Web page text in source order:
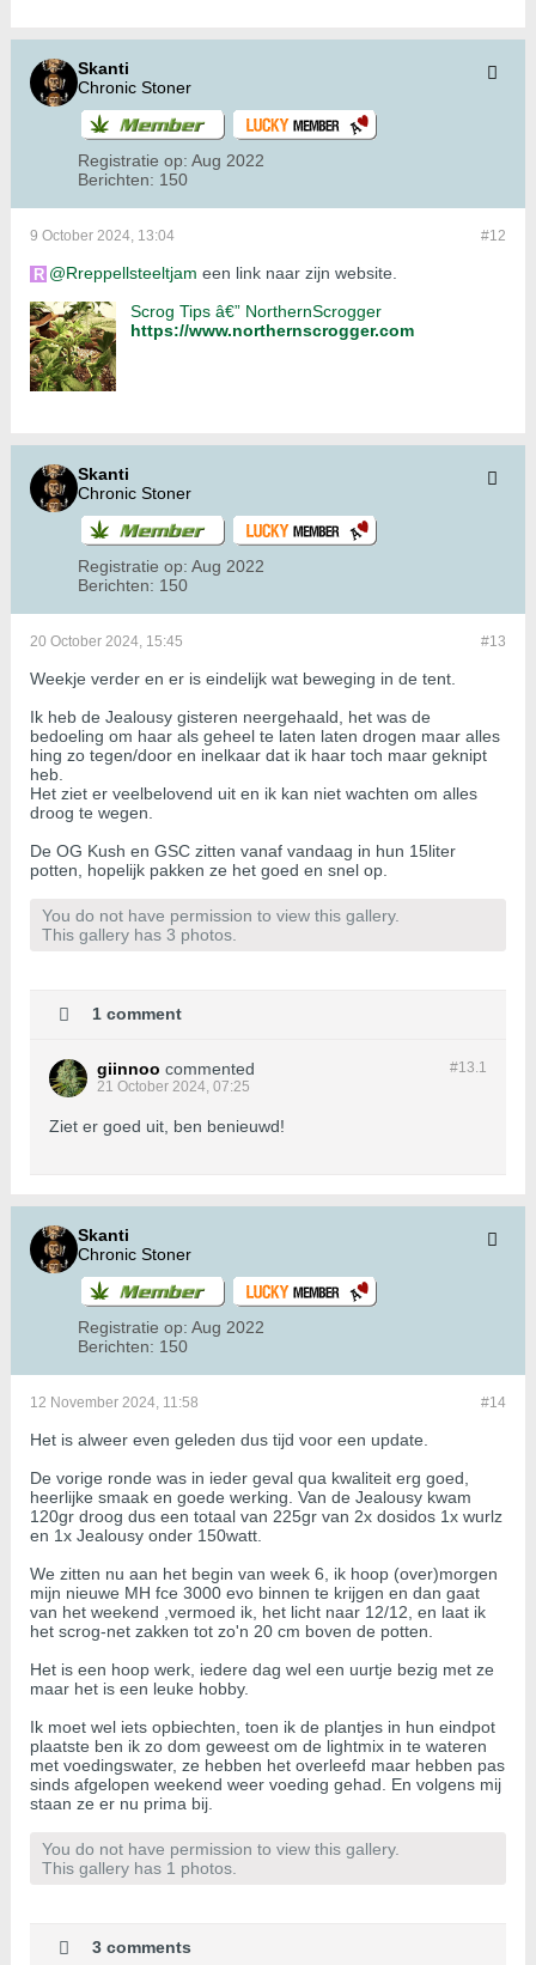
Skanti
Chronic Stoner
Registratie op: Aug 2022
Berichten: 150
#12
9 October 2024, 13:04
Rreppellsteeltjam een link naar zijn website.
Scrog Tips â€” NorthernScrogger
https://www.northernscrogger.com
Skanti
Chronic Stoner
Registratie op: Aug 2022
Berichten: 150
#13
20 October 2024, 15:45
Weekje verder en er is eindelijk wat beweging in de tent.
Ik heb de Jealousy gisteren neergehaald, het was de
bedoeling om haar als geheel te laten laten drogen maar alles
hing zo tegen/door en inelkaar dat ik haar toch maar geknipt
heb.
Het ziet er veelbelovend uit en ik kan niet wachten om alles
droog te wegen.
De OG Kush en GSC zitten vanaf vandaag in hun 15liter
potten, hopelijk pakken ze het goed en snel op.
You do not have permission to view this gallery.
This gallery has 3 photos.
1 comment
#13.1
giinnoo commented
21 October 2024, 07:25
Ziet er goed uit, ben benieuwd!
Skanti
Chronic Stoner
Registratie op: Aug 2022
Berichten: 150
#14
12 November 2024, 11:58
Het is alweer even geleden dus tijd voor een update.
De vorige ronde was in ieder geval qua kwaliteit erg goed,
heerlijke smaak en goede werking. Van de Jealousy kwam
120gr droog dus een totaal van 225gr van 2x dosidos 1x wurlz
en 1x Jealousy onder 150watt.
We zitten nu aan het begin van week 6, ik hoop (over)morgen
mijn nieuwe MH fce 3000 evo binnen te krijgen en dan gaat
van het weekend ,vermoed ik, het licht naar 12/12, en laat ik
het scrog-net zakken tot zo'n 20 cm boven de potten.
Het is een hoop werk, iedere dag wel een uurtje bezig met ze
maar het is een leuke hobby.
Ik moet wel iets opbiechten, toen ik de plantjes in hun eindpot
plaatste ben ik zo dom geweest om de lightmix in te wateren
met voedingswater, ze hebben het overleefd maar hebben pas
sinds afgelopen weekend weer voeding gehad. En volgens mij
staan ze er nu prima bij.
You do not have permission to view this gallery.
This gallery has 1 photos.
3 comments